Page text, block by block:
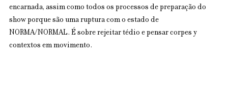
encarnada, assim como todos os processos de preparação do
show porque são uma ruptura com o estado de
NORMA/NORMAL. É sobre rejeitar tédio e pensar corpes y
contextos em movimento.